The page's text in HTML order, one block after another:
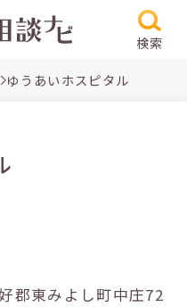
検索
ゆうあいホスピタル